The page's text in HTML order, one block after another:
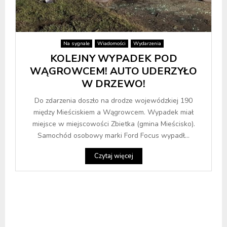
Na sygnale Wiadomości Wydarzenia
KOLEJNY WYPADEK POD
WĄGROWCEM! AUTO UDERZYŁO
W DRZEWO!
Do zdarzenia doszło na drodze wojewódzkiej 190
między Mieściskiem a Wągrowcem. Wypadek miał
miejsce w miejscowości Zbietka (gmina Mieścisko).
Samochód osobowy marki Ford Focus wypadł...
Czytaj więcej